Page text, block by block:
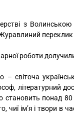
з
переклик
роботи
літературний
понад 80
чиї ім’я і твори